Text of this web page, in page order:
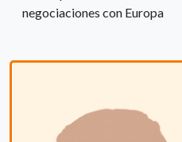
negociaciones con Europa